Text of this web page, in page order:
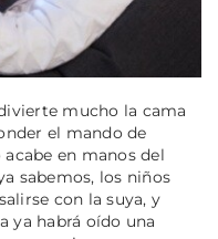
mucho la cama
el mando de
en manos del
sabemos, los niños
con la suya, y
ya habrá oído una